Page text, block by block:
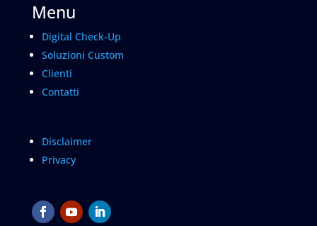
Menu
Digital Check-Up
Soluzioni Custom
Clienti
Contatti
Disclaimer
Privacy